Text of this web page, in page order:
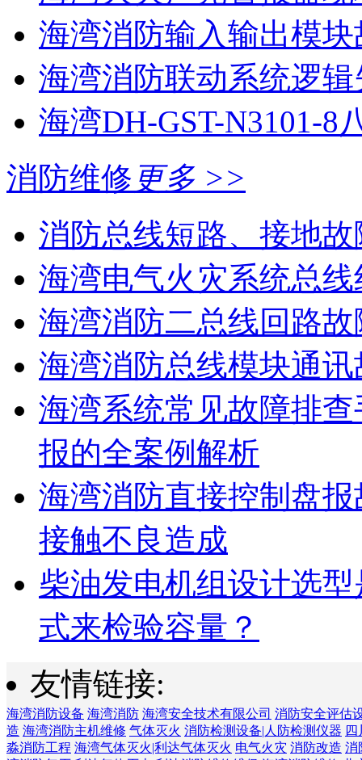
海湾消防输入输出模
海湾消防联动系统逻辑
海湾DH-GST-N3101-8
消防维修 更多 >>
消防总线短路、接地故
海湾电气火灾系统总
海湾消防二总线回路
海湾消防总线模块通
海湾系统常见故障排
报的全案例解析
海湾消防直接控制盘
接触不良造成
柴油发电机组设计选
式来检验容量？
友情链接:
海湾消防设备 海湾消防 海湾安全技术有限公司 消防安全评估
造 海湾消防主机维修 气体灭火 消防检测设备|人防检测仪器
淼消防工程 海湾气体灭火|利达气体灭火 电气火灾 消防改造 消